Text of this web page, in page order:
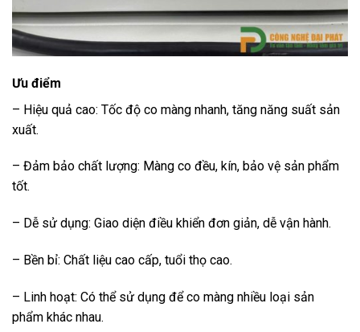
Ưu điểm
– Hiệu quả cao: Tốc độ co màng nhanh, tăng năng suất sản
xuất.
– Đảm bảo chất lượng: Màng co đều, kín, bảo vệ sản phẩm
tốt.
– Dễ sử dụng: Giao diện điều khiển đơn giản, dễ vận hành.
– Bền bỉ: Chất liệu cao cấp, tuổi thọ cao.
– Linh hoạt: Có thể sử dụng để co màng nhiều loại sản
phẩm khác nhau.